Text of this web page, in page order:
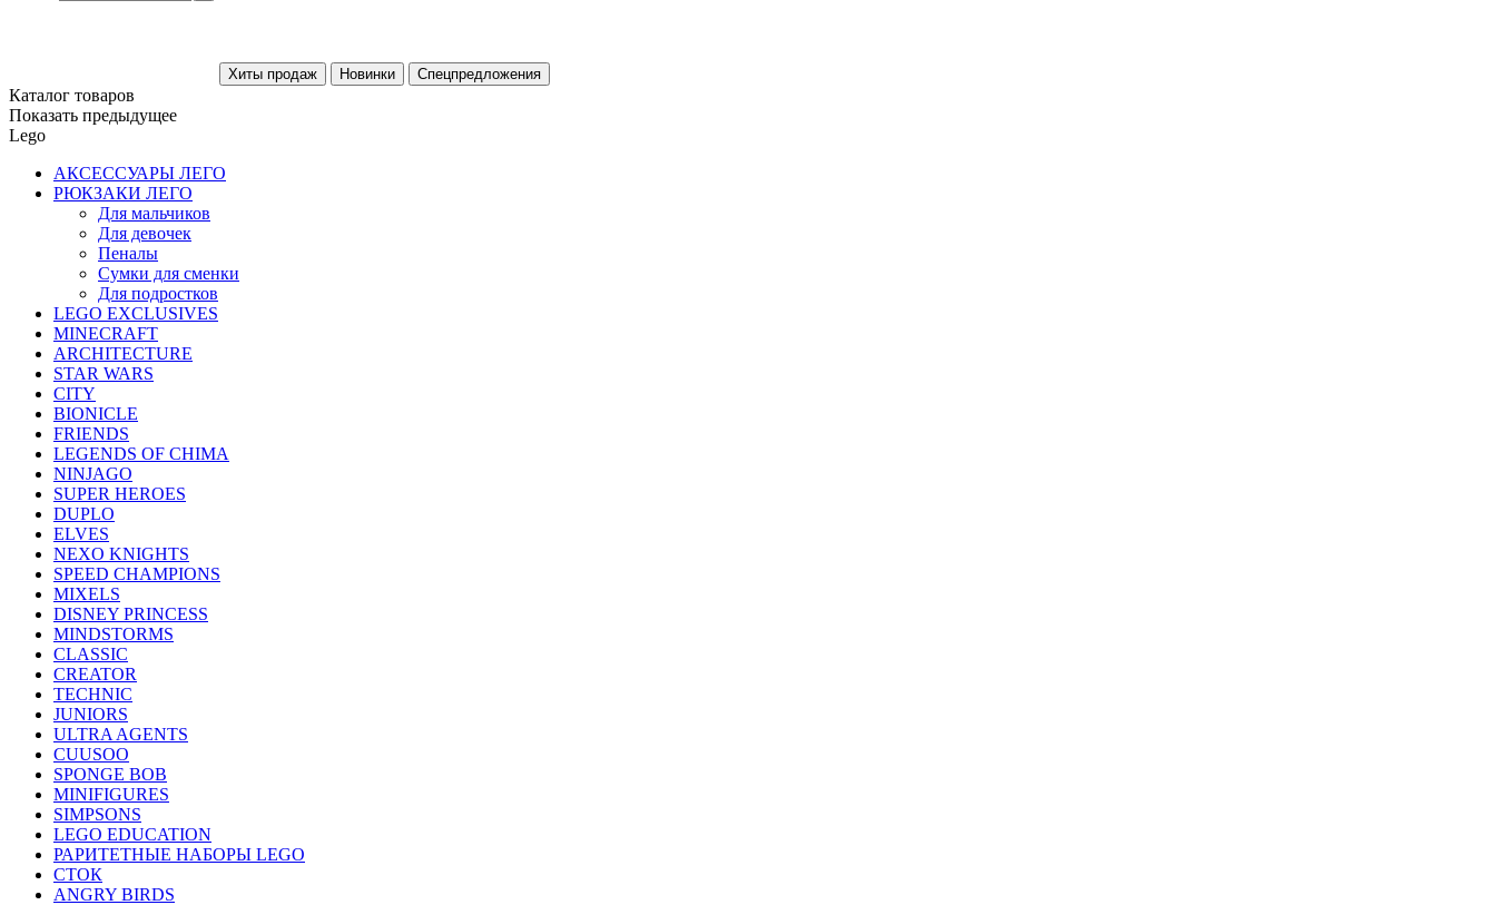
Каталог товаров
Показать предыдущее
Lego
АКСЕССУАРЫ ЛЕГО
РЮКЗАКИ ЛЕГО
Для мальчиков
Для девочек
Пеналы
Сумки для сменки
Для подростков
LEGO EXCLUSIVES
MINECRAFT
ARCHITECTURE
STAR WARS
CITY
BIONICLE
FRIENDS
LEGENDS OF CHIMA
NINJAGO
SUPER HEROES
DUPLO
ELVES
NEXO KNIGHTS
SPEED CHAMPIONS
MIXELS
DISNEY PRINCESS
MINDSTORMS
CLASSIC
CREATOR
TECHNIC
JUNIORS
ULTRA AGENTS
CUUSOO
SPONGE BOB
MINIFIGURES
SIMPSONS
LEGO EDUCATION
РАРИТЕТНЫЕ НАБОРЫ LEGO
СТОК
ANGRY BIRDS